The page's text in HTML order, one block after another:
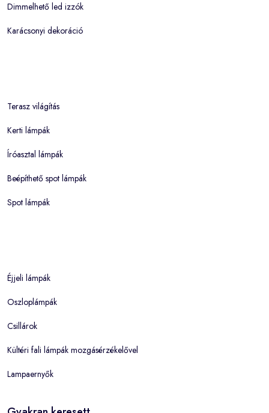
Dimmelhető led izzók
Karácsonyi dekoráció
Terasz világítás
Kerti lámpák
Íróasztal lámpák
Beépíthető spot lámpák
Spot lámpák
Éjjeli lámpák
Oszloplámpák
Csillárok
Kültéri fali lámpák mozgásérzékelővel
Lampaernyők